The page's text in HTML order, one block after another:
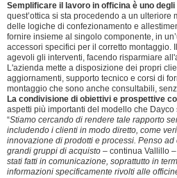
Semplificare il lavoro in officina è uno
quest’ottica si sta procedendo a un
delle logiche di confezionamento e
fornire insieme al singolo componente, in
accessori specifici per il corretto montaggio.
agevoli gli interventi, facendo risparmiare
L'azienda mette a disposizione dei propri
aggiornamenti, supporto tecnico e corsi di
montaggio che sono anche consultabili,
La condivisione di obiettivi e prospettive
aspetti più importanti del modello che
“Stiamo cercando di rendere tale rapporto
includendo i clienti in modo diretto, come
innovazione di prodotti e processi. Penso
grandi gruppi di acquisto – continua Vallillo –
stati fatti in comunicazione, soprattutto in
informazioni specificamente rivolti alle